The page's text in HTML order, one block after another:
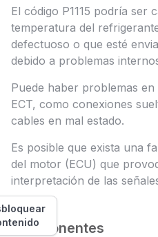
El código P1115 podría ser
temperatura del
defectuoso o que esté
debido a problemas
Puede haber problemas
ECT, como conexiones
cables en mal estado.
Es posible que exista una
del motor (ECU) que
interpretación de las
Componentes